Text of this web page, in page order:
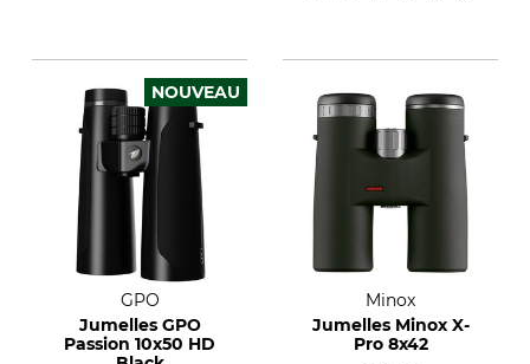
NOUVEAU
GPO
Jumelles GPO
Passion 10x50 HD
Minox
Jumelles Minox X-
Pro 8x42